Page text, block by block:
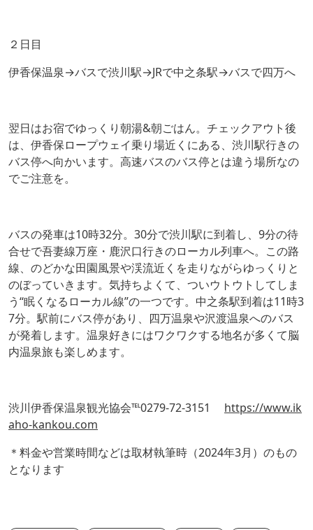
２日目
伊香保温泉→バスで渋川駅→JRで中之条駅→バスで四万へ
翌日はお宿でゆっくり朝湯&朝ごはん。チェックアウト後
は、伊香保ロープウェイ乗り場近くにある、渋川駅行きの
バス停へ向かいます。高速バスのバス停とは違う場所なの
でご注意を。
バスの発車は10時32分。30分で渋川駅に到着し、9分の待
合せで吾妻線万座・鹿沢口行きのローカル列車へ。この路
線、のどかな田園風景や渓流近くを走りながらゆっくりと
のぼっていきます。気持ちよくて、ついウトウトしてしま
う“眠くなるローカル線”の一つです。中之条駅到着は11時3
7分。駅前にバス停があり、四万温泉や沢渡温泉へのバス
が発着します。温泉好きにはワクワクする地名が多くて脳
内温泉旅も楽しめます。
渋川伊香保温泉観光協会℡0279-72-3151 https://www.ik
aho-kankou.com
＊料金や営業時間などは取材執筆時（2024年3月）のもの
となります